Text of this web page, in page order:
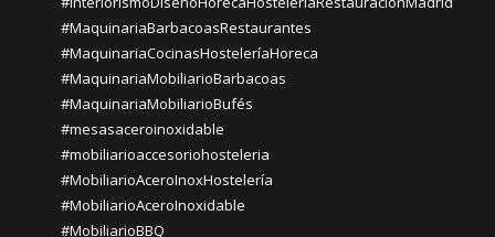
#MaquinariaBarbacoasRestaurantes
#MaquinariaCocinasHosteleríaHoreca
#MaquinariaMobiliarioBarbacoas
#MaquinariaMobiliarioBufés
#mesasaceroinoxidable
#mobiliarioaccesoriohosteleria
#MobiliarioAceroInoxHostelería
#MobiliarioAceroInoxidable
#MobiliarioBBQ